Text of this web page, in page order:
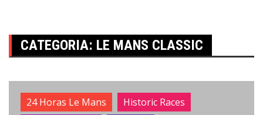
CATEGORIA: LE MANS CLASSIC
24 Horas Le Mans
Historic Races